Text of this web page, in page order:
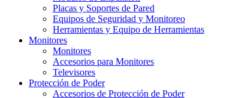
Placas y Soportes de Pared
Equipos de Seguridad y Monitoreo
Herramientas y Equipo de Herramientas
Monitores
Monitores
Accesorios para Monitores
Televisores
Protección de Poder
Accesorios de Protección de Poder